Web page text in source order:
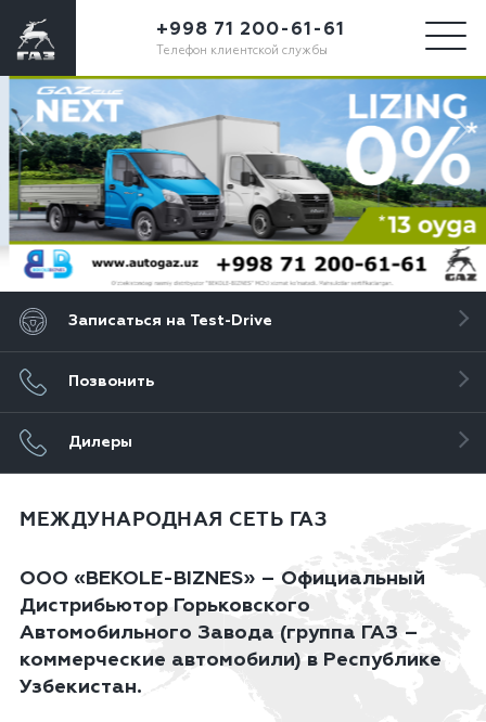
+998 71 200-61-61
Телефон клиентской службы
Записаться на Test-Drive
Позвонить
Дилеры
МЕЖДУНАРОДНАЯ СЕТЬ ГАЗ
ООО «BEKOLE-BIZNES» – Официальный
Дистрибьютор Горьковского
Автомобильного Завода (группа ГАЗ –
коммерческие автомобили) в Республике
Узбекистан.